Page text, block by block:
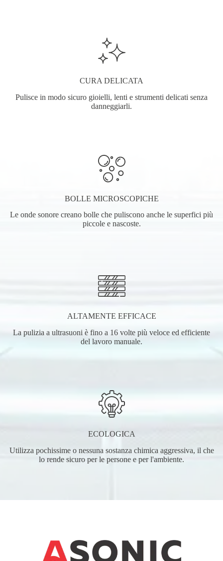
CURA DELICATA
Pulisce in modo sicuro gioielli, lenti e strumenti delicati senza
danneggiarli.
BOLLE MICROSCOPICHE
Le onde sonore creano bolle che puliscono anche le superfici più
piccole e nascoste.
ALTAMENTE EFFICACE
La pulizia a ultrasuoni è fino a 16 volte più veloce ed efficiente
del lavoro manuale.
ECOLOGICA
Utilizza pochissime o nessuna sostanza chimica aggressiva, il che
lo rende sicuro per le persone e per l'ambiente.